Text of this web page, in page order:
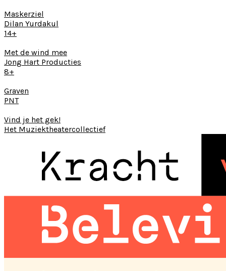
Maskerziel
Dilan Yurdakul
14+
Met de wind mee
Jong Hart Producties
8+
Graven
PNT
Vind je het gek!
Het Muziektheatercollectief